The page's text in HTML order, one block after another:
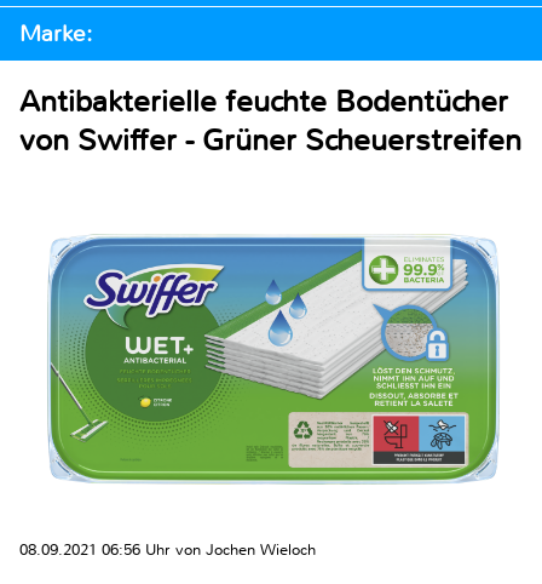
Marke:
Antibakterielle feuchte Bodentücher
von Swiffer - Grüner Scheuerstreifen
08.09.2021 06:56 Uhr von Jochen Wieloch